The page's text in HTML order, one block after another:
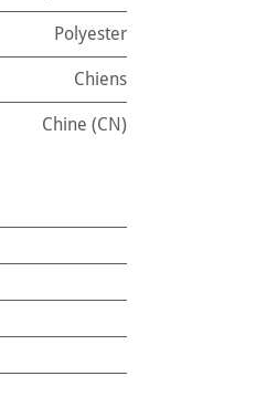
Polyester
Chiens
Chine (CN)